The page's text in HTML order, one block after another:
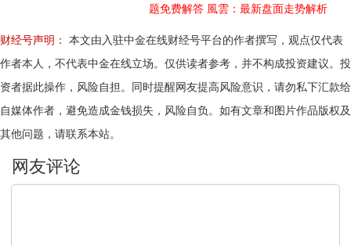
题免费解答 風雲：最新盘面走势解析
财经号声明：
本文由入驻中金在线财经号平台的作者撰写，观点仅代表
作者本人，不代表中金在线立场。仅供读者参考，并不构成投资建议。投
资者据此操作，风险自担。同时提醒网友提高风险意识，请勿私下汇款给
自媒体作者，避免造成金钱损失，风险自负。如有文章和图片作品版权及
其他问题，请联系本站。